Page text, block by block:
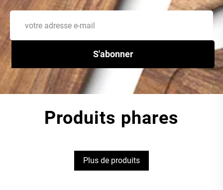
S'abonner
Produits phares
Plus de produits